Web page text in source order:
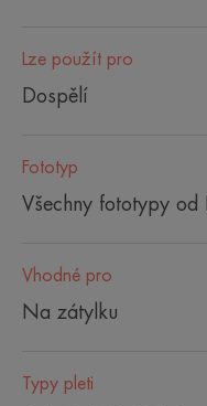
Lze použít pro
Dospělí
Fototyp
Všechny fototypy od
Vhodné pro
Na zátylku
Typy pleti